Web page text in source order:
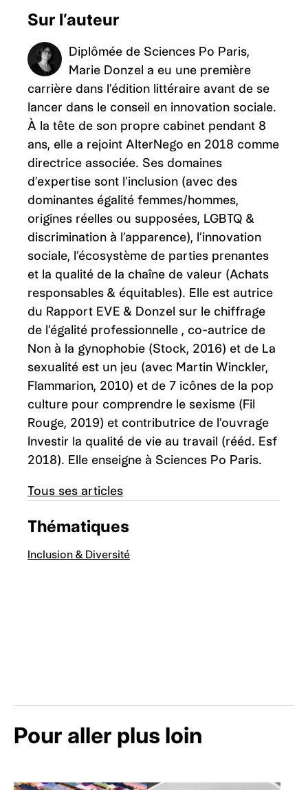
Sur l’auteur
Diplômée de Sciences Po Paris,
Marie Donzel a eu une première
carrière dans l’édition littéraire avant de se
lancer dans le conseil en innovation sociale.
À la tête de son propre cabinet pendant 8
ans, elle a rejoint AlterNego en 2018 comme
directrice associée. Ses domaines
d’expertise sont l’inclusion (avec des
dominantes égalité femmes/hommes,
origines réelles ou supposées, LGBTQ &
discrimination à l’apparence), l’innovation
sociale, l’écosystème de parties prenantes
et la qualité de la chaîne de valeur (Achats
responsables & équitables). Elle est autrice
du Rapport EVE & Donzel sur le chiffrage
de l’égalité professionnelle , co-autrice de
Non à la gynophobie (Stock, 2016) et de La
sexualité est un jeu (avec Martin Winckler,
Flammarion, 2010) et de 7 icônes de la pop
culture pour comprendre le sexisme (Fil
Rouge, 2019) et contributrice de l’ouvrage
Investir la qualité de vie au travail (rééd. Esf
2018). Elle enseigne à Sciences Po Paris.
Tous ses articles
Thématiques
Inclusion & Diversité
Pour aller plus loin